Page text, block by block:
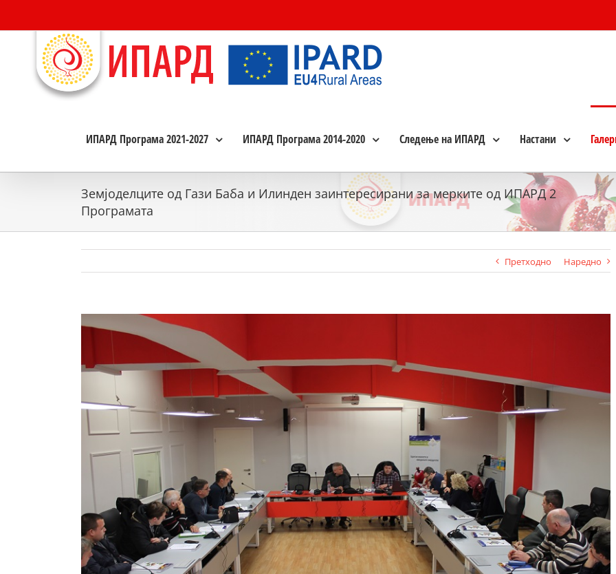
content
ИПАРД Програма 2021-2027 ИПАРД Програма 2014-2020 Следење на ИПАРД Настани
Земјоделците од Гази Баба и Илинден заинтересирани за мерките од ИПАРД 2
Програмата
Претходно Наредно
Larger